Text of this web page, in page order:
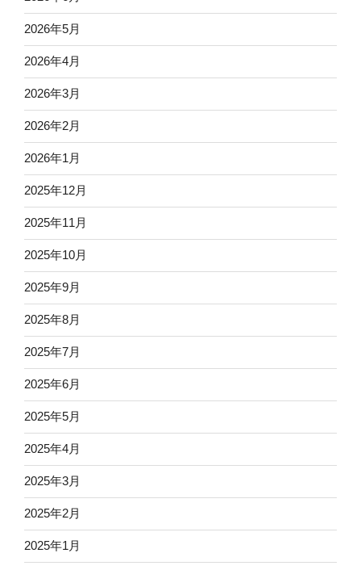
2026年5月
2026年4月
2026年3月
2026年2月
2026年1月
2025年12月
2025年11月
2025年10月
2025年9月
2025年8月
2025年7月
2025年6月
2025年5月
2025年4月
2025年3月
2025年2月
2025年1月